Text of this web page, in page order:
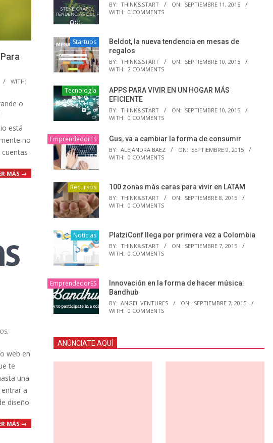
WITH:
o
está
no
MÁS →
,
web en
te
una
a
diseño
MÁS →
BY: THINK&START ON: SEPTIEMBRE 11, 2015
WITH: 0 COMMENTS
Startups
Beldot, la nueva tendencia en mesas de
regalos
BY: THINK&START ON: SEPTIEMBRE 10, 2015
WITH: 2 COMMENTS
Tecnología
APPS PARA VIVIR EN UN HOGAR MÁS
EFICIENTE
BY: THINK&START ON: SEPTIEMBRE 10, 2015
WITH: 0 COMMENTS
EmprendedorES Gus, va a cambiar la forma de consumir
BY: ALEJANDRA BAEZ ON: SEPTIEMBRE 9, 2015
WITH: 0 COMMENTS
Recursos 100 zonas más caras para vivir en LATAM
BY: THINK&START ON: SEPTIEMBRE 8, 2015
WITH: 0 COMMENTS
Noticias PlatziConf llega por primera vez a Colombia
BY: THINK&START ON: SEPTIEMBRE 7, 2015
WITH: 0 COMMENTS
EmprendedorES
Innovación en la forma de hacer música:
Bandhub
BY: ANGEL VENTURES ON: SEPTIEMBRE 7, 2015
WITH: 0 COMMENTS
ANÚNCIATE AQUÍ